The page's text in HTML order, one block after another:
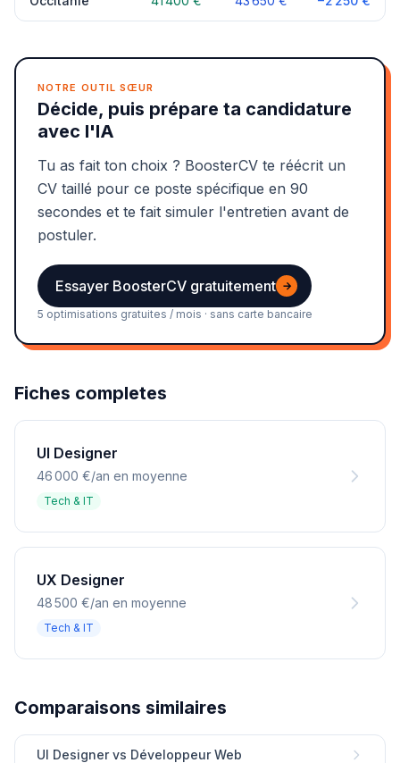
NOTRE OUTIL SŒUR
Décide, puis prépare ta candidature
avec l'IA
Tu as fait ton choix ? BoosterCV te réécrit un
CV taillé pour ce poste spécifique en 90
secondes et te fait simuler l'entretien avant de
postuler.
Essayer BoosterCV gratuitement →
5 optimisations gratuites / mois · sans carte bancaire
Fiches completes
UI Designer
46 000 €/an en moyenne
Tech & IT
UX Designer
48 500 €/an en moyenne
Tech & IT
Comparaisons similaires
UI Designer vs Développeur Web